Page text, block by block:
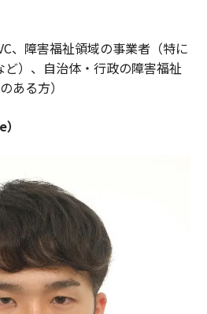
、障害福祉領域の事業者（特に
）、自治体・行政の障害福祉
ある方）